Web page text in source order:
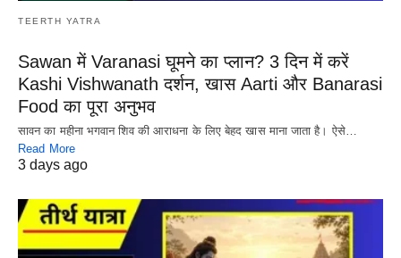
TEERTH YATRA
Sawan में Varanasi घूमने का प्लान? 3 दिन में करें
Kashi Vishwanath दर्शन, खास Aarti और Banarasi
Food का पूरा अनुभव
सावन का महीना भगवान शिव की आराधना के लिए बेहद खास माना जाता है। ऐसे…
Read More
3 days ago